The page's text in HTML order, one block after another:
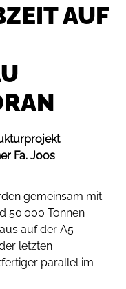
AUF
Fa. Joos
gemeinsam mit
50.000 Tonnen
auf der A5
letzten
parallel im